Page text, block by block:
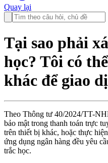
Quay lại
Tại sao phải
học? Tôi có
khác để giao
Theo Thông tư 40/2024/TT-
bảo mật trong thanh toán trực
trên thiết bị khác, hoặc thực
ứng dụng ngân hàng đều yêu
trắc học.